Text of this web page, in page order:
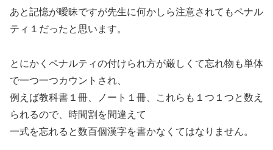
あと記憶が曖昧ですが先生に何かしら注意されてもペナル
ティ１だったと思います。
とにかくペナルティの付けられ方が厳しくて忘れ物も単体
で一つ一つカウントされ、
例えば教科書１冊、ノート１冊、これらも１つ１つと数え
られるので、時間割を間違えて
一式を忘れると数百個漢字を書かなくてはなりません。